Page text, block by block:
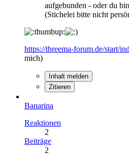
aufgebunden - oder du
(Stichelei bitte nicht
https://threema-forum.de/start/
mich)
Inhalt melden
Zitieren
Banarina
Reaktionen
2
Beiträge
2